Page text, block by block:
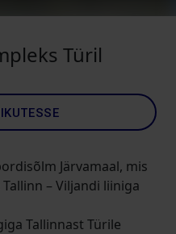
Türil
Järvamaal, mis
– Viljandi liiniga
Tallinnast Türile